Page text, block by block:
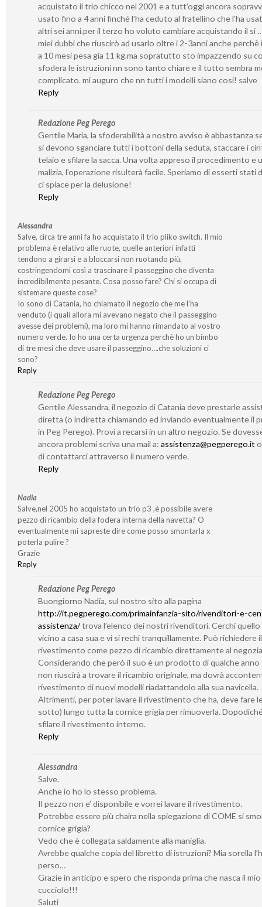
acquistato il trio chicco nel 2001 e a tutt’oggi ancora
usato fino a 4 anni finché l’ha ceduto al fratellino che l’ha
altri sei anni.per il terzo ho voluto cambiare acquistando il si
miei dubbi che riuscirò ad usarlo oltre i 2-3anni anche perchè
a 10 mesi pesa gia 11 kg.ma sopratutto sto impazzendo su
sfodera le istruzioni nn sono tanto chiare e il tutto sembra
complicato. mi auguro che nn tutti i modelli siano cosi! salve
Reply
Redazione Peg Perego
Gentile Maria, la sfoderabilità a nostro avviso è abbastanza
si devono sganciare tutti i bottoni della seduta, staccare i
telaio e sfilare la sacca. Una volta appreso il procedimento e
malizia, l’operazione risulterà facile. Speriamo di esserti stati
ci spiace per la delusione!
Reply
Alessandra
Salve, circa tre anni fa ho acquistato il trio pliko switch. Il mio
problema è relativo alle ruote, quelle anteriori infatti
tendono a girarsi e a bloccarsi non ruotando più,
costringendomi così a trascinare il passeggino che diventa
incredibilmente pesante. Cosa posso fare? Chi si occupa di
sistemare queste cose?
Io sono di Catania, ho chiamato il negozio che me l’ha
venduto (i quali allora mi avevano negato che il passeggino
avesse dei problemi), ma loro mi hanno rimandato al vostro
numero verde. Io ho una certa urgenza perchè ho un bimbo
di tre mesi che deve usare il passeggino….che soluzioni ci
sono?
Reply
Redazione Peg Perego
Gentile Alessandra, il negozio di Catania deve prestarle
diretta (o indiretta chiamando ed inviando eventualmente il
in Peg Perego). Provi a recarsi in un altro negozio. Se
ancora problemi scriva una mail a: assistenza@pegperego.ito
di contattarci attraverso il numero verde.
Reply
Nadia
Salve,nel 2005 ho acquistato un trio p3 ,è possibile avere
pezzo di ricambio della fodera interna della navetta? O
eventualmente mi sapreste dire come posso smontarla x
poterla pulire ?
Grazie
Reply
Redazione Peg Perego
Buongiorno Nadia, sul nostro sito alla pagina
http://it.pegperego.com/primainfanzia-sito/rivenditori-e-
assistenza/trova l’elenco dei nostri rivenditori. Cerchi quello
vicino a casa sua e vi si rechi tranquillamente. Può richiedere il
rivestimento come pezzo di ricambio direttamente al
Considerando che però il suo è un prodotto di qualche anno
non riuscirà a trovare il ricambio originale, ma dovrà
rivestimento di nuovi modelli riadattandolo alla sua navicella.
Altrimenti, per poter lavare il rivestimento che ha, deve fare
sotto) lungo tutta la cornice grigia per rimuoverla.
sfilare il rivestimento interno.
Reply
Alessandra
Salve.
Anche io ho lo stesso problema.
Il pezzo non e’ disponibile e vorrei lavare il rivestimento.
Potrebbe essere più chaira nella spiegazione di COME si
cornice grigia?
Vedo che è collegata saldamente alla maniglia.
Avrebbe qualche copia del libretto di istruzioni? Mia sorella
perso…
Grazie in anticipo e spero che risponda prima che nasca il mio
cucciolo!!!
Saluti